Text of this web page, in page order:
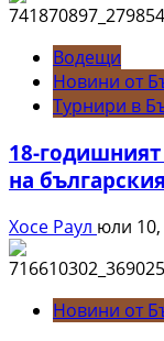
Водещи
Новини от
Турнири в
18-
на
Хосе Раул юли 10,
Новини от